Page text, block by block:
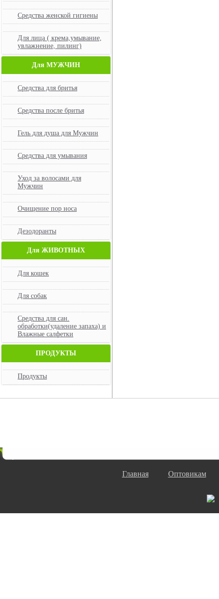
Средства женской гигиены
Для лица ( крема,умывание,
увлажнение, пилинг)
Для МУЖЧИН
Средства для бритья
Средства после бритья
Гель для душа для Мужчин
Средства для умывания
Уход за волосами для
Мужчин
Очищение пор носа
Дезодоранты
Для ЖИВОТНЫХ
Для кошек
Для собак
Средства для сан.
обработки(удаление запаха) и
Влажные салфетки
ПРОДУКТЫ
Продукты
Главная Оптовикам